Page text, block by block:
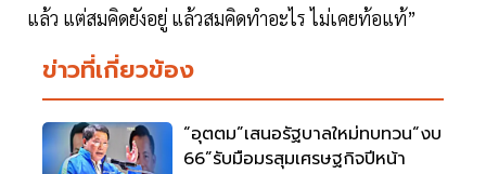
แล้ว แต่สมคิดยังอยู่ แล้วสมคิดทำอะไร ไม่เคยท้อแท้”
ข่าวที่เกี่ยวข้อง
“อุตตม”เสนอรัฐบาลใหม่ทบทวน“งบ
66”รับมือมรสุมเศรษฐกิจปีหน้า